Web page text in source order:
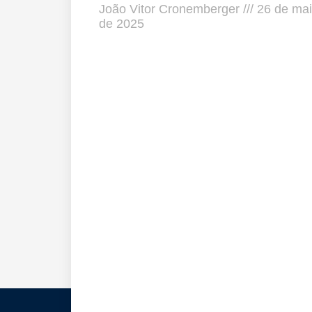
João Vitor Cronemberger
26 de
de 2025